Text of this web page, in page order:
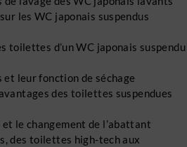
les WC japonais suspendus
toilettes d’un WC japonais suspendu
leur fonction de séchage
des toilettes suspendues
le changement de l’abattant
des toilettes high-tech aux